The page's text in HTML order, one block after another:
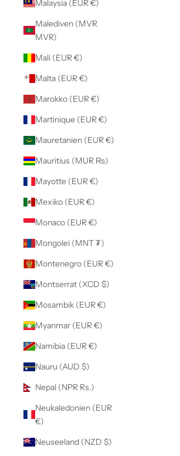
Malaysia (EUR €)
Malediven (MVR
MVR)
Mali (EUR €)
Malta (EUR €)
Marokko (EUR €)
Martinique (EUR €)
Mauretanien (EUR €)
Mauritius (MUR ₨)
Mayotte (EUR €)
Mexiko (EUR €)
Monaco (EUR €)
Mongolei (MNT ₮)
Montenegro (EUR €)
Montserrat (XCD $)
Mosambik (EUR €)
Myanmar (EUR €)
Namibia (EUR €)
Nauru (AUD $)
Nepal (NPR Rs.)
Neukaledonien (EUR
€)
Neuseeland (NZD $)